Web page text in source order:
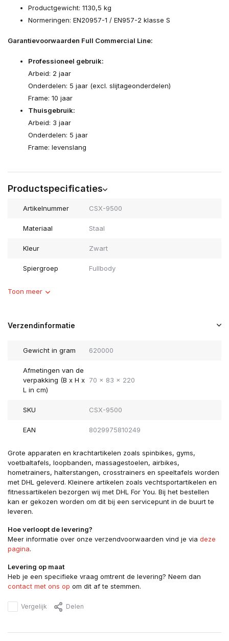
Productgewicht: 1130,5 kg
Normeringen: EN20957-1 / EN957-2 klasse S
Garantievoorwaarden Full Commercial Line:
Professioneel gebruik:
Arbeid: 2 jaar
Onderdelen: 5 jaar (excl. slijtageonderdelen)
Frame: 10 jaar
Thuisgebruik:
Arbeid: 3 jaar
Onderdelen: 5 jaar
Frame: levenslang
Productspecificaties
Artikelnummer CSX-9500
Materiaal Staal
Kleur Zwart
Spiergroep Fullbody
Toon meer
Verzendinformatie
Gewicht in gram 620000
Afmetingen van de
verpakking (B x H x
L in cm)
70 x 83 x 220
SKU CSX-9500
EAN 8029975810249
Grote apparaten en krachtartikelen zoals spinbikes, gyms,
voetbaltafels, loopbanden, massagestoelen, airbikes,
hometrainers, halterstangen, crosstrainers en speeltafels worden
met DHL geleverd. Kleinere artikelen zoals vechtsportartikelen en
fitnessartikelen bezorgen wij met DHL For You. Bij het bestellen
kan er gekozen worden om dit bij een servicepunt in de buurt te
leveren.
Hoe verloopt de levering?
Meer informatie over onze verzendvoorwaarden vind je via deze
pagina.
Levering op maat
Heb je een specifieke vraag omtrent de levering? Neem dan
contact met ons op om dit af te stemmen.
Vergelijk Delen